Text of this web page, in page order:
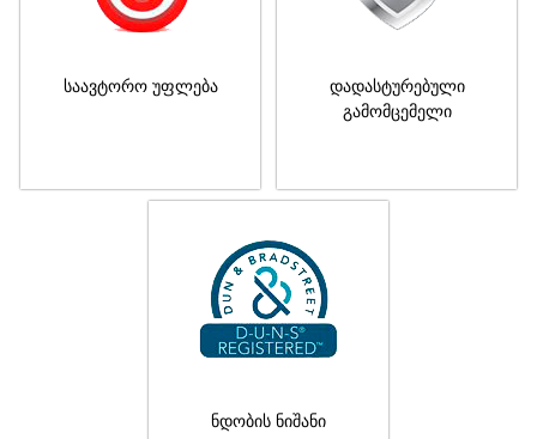
საავტორო უფლება
დადასტურებული
გამომცემელი
ნდობის ნიშანი